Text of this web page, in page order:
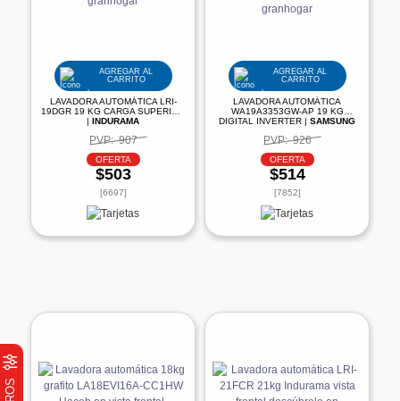
AGREGAR AL
CARRITO
LAVADORA AUTOMÁTICA LRI-
19DGR 19 KG CARGA SUPERIOR
| INDURAMA
PVP: 907
OFERTA
$503
[6697]
AGREGAR AL
CARRITO
LAVADORA AUTOMÁTICA
WA19A3353GW-AP 19 KG
DIGITAL INVERTER | SAMSUNG
PVP: 926
OFERTA
$514
[7852]